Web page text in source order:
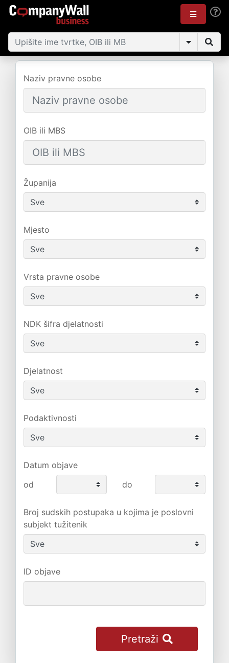
Naziv pravne osobe
OIB ili MBS
Županija
Mjesto
Vrsta pravne osobe
NDK šifra djelatnosti
Djelatnost
Podaktivnosti
Datum objave
od
do
Broj sudskih postupaka u kojima je poslovni
subjekt tužitenik
ID objave
Pretraži